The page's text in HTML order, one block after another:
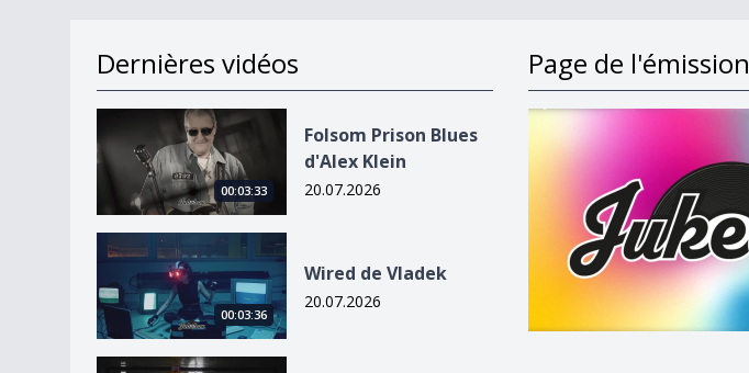
Dernières vidéos
Folsom Prison Blues d&#039;Alex Klein
00:03:33
Folsom Prison Blues
d'Alex Klein
20.07.2026
Wired de Vladek
00:03:36
Wired de Vladek
20.07.2026
Page de l'émission